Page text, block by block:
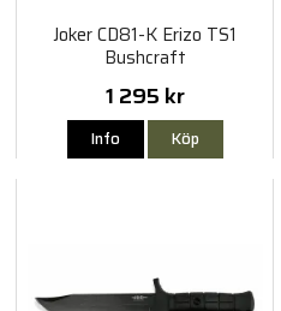
Joker CD81-K Erizo TS1
Bushcraft
1 295 kr
Info Köp